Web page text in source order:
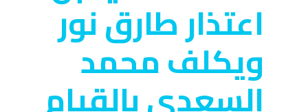
اعتذار طارق نور
ويكلف محمد
السعدي بالقيام